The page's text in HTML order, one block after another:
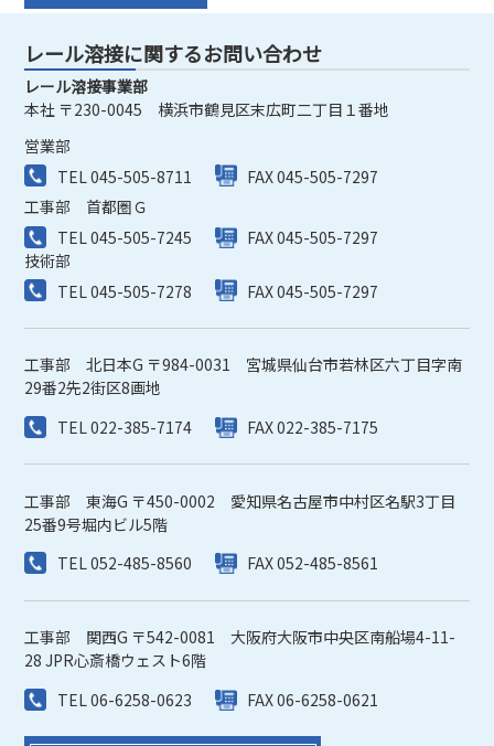
レール溶接に関するお問い合わせ
レール溶接事業部
本社 〒230-0045 横浜市鶴見区末広町二丁目１番地
営業部
TEL 045-505-8711
FAX 045-505-7297
工事部 首都圏Ｇ
TEL 045-505-7245
FAX 045-505-7297
技術部
TEL 045-505-7278
FAX 045-505-7297
工事部 北日本G 〒984-0031 宮城県仙台市若林区六丁目字南
29番2先2街区8画地
TEL 022-385-7174
FAX 022-385-7175
工事部 東海G 〒450-0002 愛知県名古屋市中村区名駅3丁目
25番9号堀内ビル5階
TEL 052-485-8560
FAX 052-485-8561
工事部 関西G 〒542-0081 大阪府大阪市中央区南船場4-11-
28 JPR心斎橋ウェスト6階
TEL 06-6258-0623
FAX 06-6258-0621